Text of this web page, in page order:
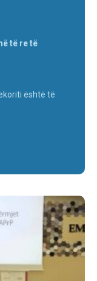
të re të
është të